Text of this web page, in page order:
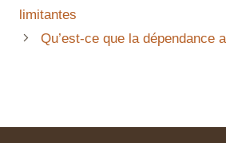
limitantes
Qu’est-ce que la dépendance